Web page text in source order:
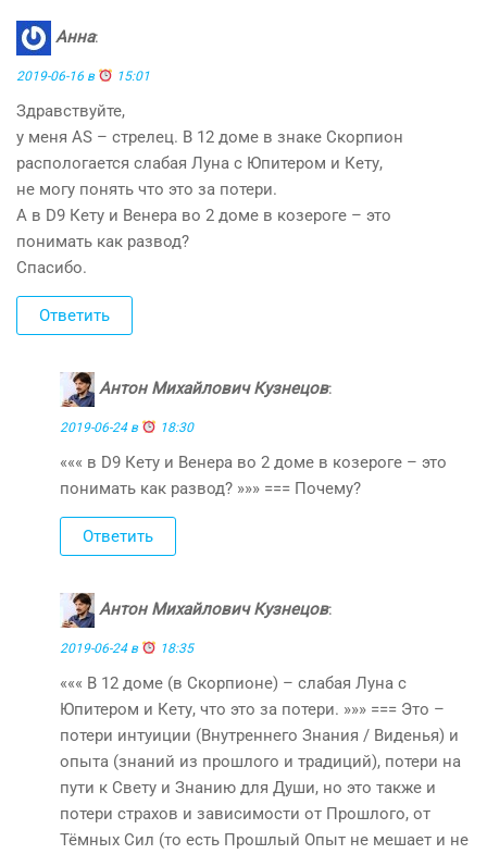
Анна:
2019-06-16 в 15:01
Здравствуйте,
у меня АS – стрелец. В 12 доме в знаке Скорпион
распологается слабая Луна с Юпитером и Кету,
не могу понять что это за потери.
А в D9 Кету и Венера во 2 доме в козероге – это
понимать как развод?
Спасибо.
Ответить
Антон Михайлович Кузнецов:
2019-06-24 в 18:30
««« в D9 Кету и Венера во 2 доме в козероге – это
понимать как развод? »»» === Почему?
Ответить
Антон Михайлович Кузнецов:
2019-06-24 в 18:35
««« В 12 доме (в Скорпионе) – слабая Луна с
Юпитером и Кету, что это за потери. »»» === Это –
потери интуиции (Внутреннего Знания / Виденья) и
опыта (знаний из прошлого и традиций), потери на
пути к Свету и Знанию для Души, но это также и
потери страхов и зависимости от Прошлого, от
Тёмных Сил (то есть Прошлый Опыт не мешает и не